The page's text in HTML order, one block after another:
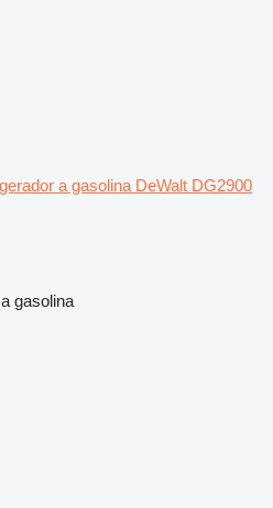
gerador a gasolina DeWalt DG2900
gasolina